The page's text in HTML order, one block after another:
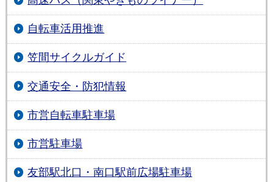
自転車活用推進
笠間サイクルガイド
交通安全・防犯情報
市営自転車駐車場
市営駐車場
友部駅北口・南口駅前広場駐車場